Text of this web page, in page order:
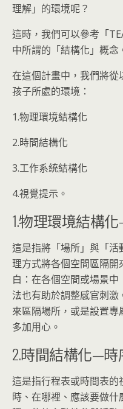
理解」的環境呢？
這時，我們可以參考「
中所謂的「結構化」概念
在這個計畫中，我們將
孩子所處的環境：
1.物理環境結構化
2.時間結構化
3.工作系統結構化
4.視覺提示。
1.物理環境結構
這是指將「場所」與「
理方式將各個空間區隔
白：在各個空間或場景
法也有助於調整感官刺
來區隔場所，或是設置
多加用心。
2.時間結構化—
這是指行程表或時間表
時、在哪裡、應該要做